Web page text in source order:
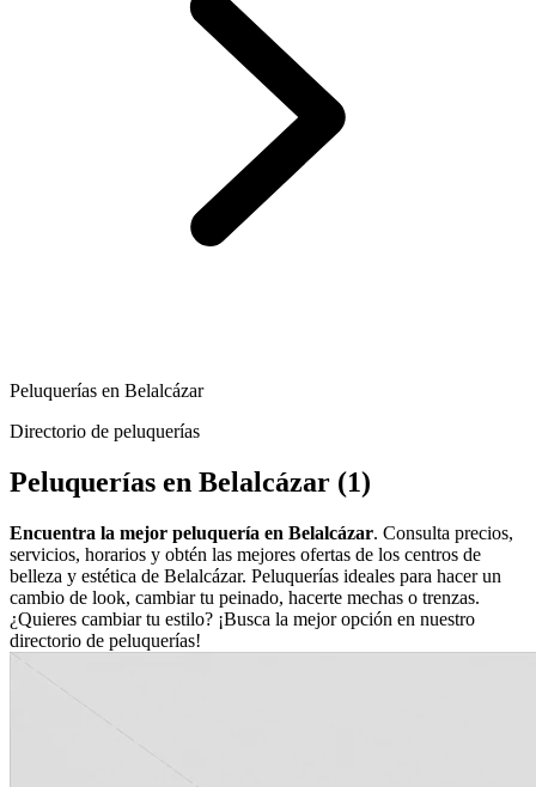
Peluquerías en Belalcázar
Directorio de peluquerías
Peluquerías en Belalcázar (1)
Encuentra la mejor peluquería en Belalcázar. Consulta precios,
servicios, horarios y obtén las mejores ofertas de los centros de
belleza y estética de Belalcázar. Peluquerías ideales para hacer un
cambio de look, cambiar tu peinado, hacerte mechas o trenzas.
¿Quieres cambiar tu estilo? ¡Busca la mejor opción en nuestro
directorio de peluquerías!